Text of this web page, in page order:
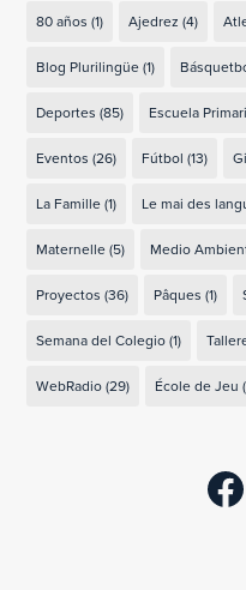
80 años (1) Ajedrez (4)
Blog Plurilingüe(1)
Deportes (85) Escuela
Eventos (26) Fútbol (13)
La Famille(1) Le mai des
Maternelle(5) Medio
Proyectos (36) Pâques (1)
Semana del Colegio(1)
WebRadio(29) École de Jeu